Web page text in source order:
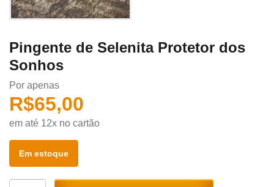
Pingente de Selenita Protetor dos
Sonhos
Por apenas
R$65,00
em até 12x no cartão
Em estoque